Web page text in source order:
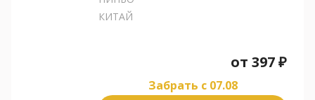
КИТАЙ
от 397₽
Забрать c 07.08